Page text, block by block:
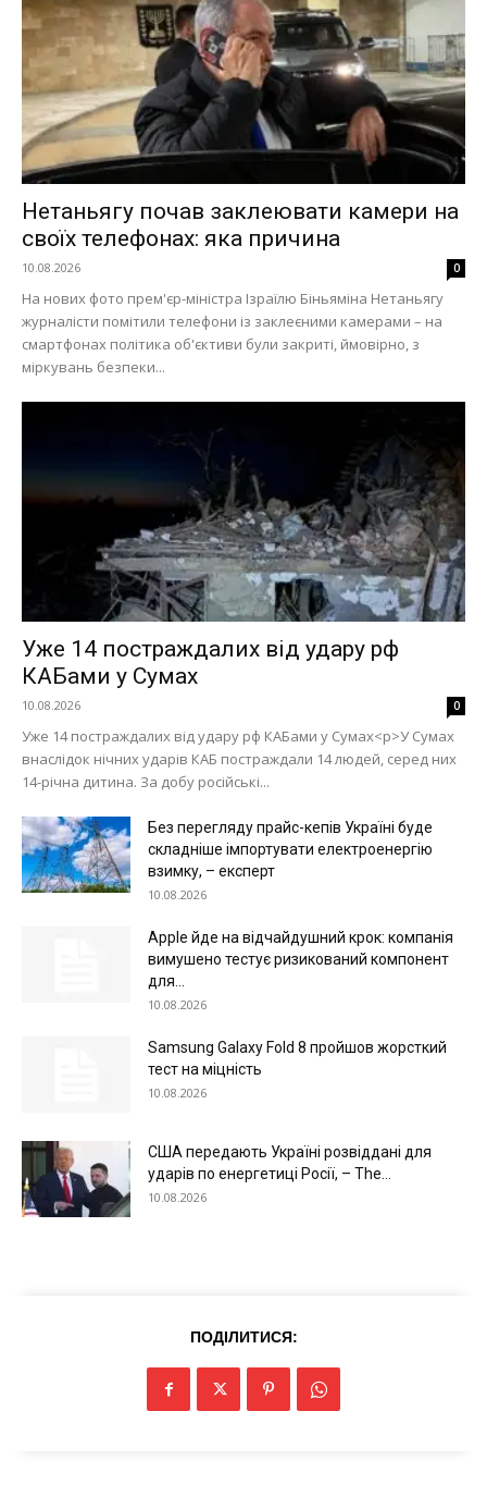
Нетаньягу почав заклеювати камери на
своїх телефонах: яка причина
10.08.2026 0
На нових фото прем'єр-міністра Ізраїлю Біньяміна Нетаньягу
журналісти помітили телефони із заклеєними камерами – на
смартфонах політика об'єктиви були закриті, ймовірно, з
міркувань безпеки...
Уже 14 постраждалих від удару рф
КАБами у Сумах
10.08.2026 0
Уже 14 постраждалих від удару рф КАБами у Сумах<p>У Сумах
внаслідок нічних ударів КАБ постраждали 14 людей, серед них
14-річна дитина. За добу російські...
Без перегляду прайс-кепів Україні буде
складніше імпортувати електроенергію
взимку, – експерт
10.08.2026
Apple йде на відчайдушний крок: компанія
вимушено тестує ризикований компонент
для...
10.08.2026
Samsung Galaxy Fold 8 пройшов жорсткий
тест на міцність
10.08.2026
США передають Україні розвіддані для
ударів по енергетиці Росії, – The...
10.08.2026
ПОДІЛИТИСЯ: